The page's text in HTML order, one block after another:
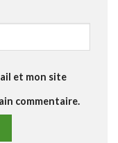
et mon site
commentaire.